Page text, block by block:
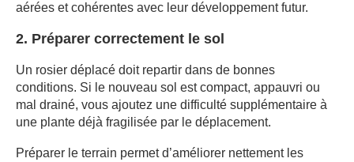
aérées et cohérentes avec leur développement futur.
2. Préparer correctement le sol
Un rosier déplacé doit repartir dans de bonnes
conditions. Si le nouveau sol est compact, appauvri ou
mal drainé, vous ajoutez une difficulté supplémentaire à
une plante déjà fragilisée par le déplacement.
Préparer le terrain permet d’améliorer nettement les